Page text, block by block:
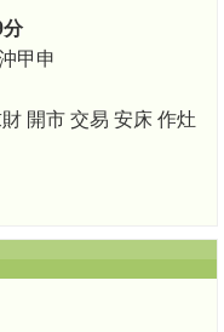
分
甲申
開市 交易 安床 作灶